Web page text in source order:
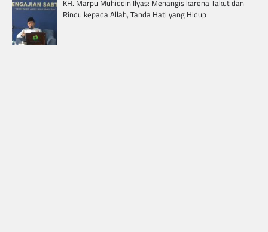
KH. Marpu Muhiddin Ilyas: Menangis karena Takut dan
Rindu kepada Allah, Tanda Hati yang Hidup